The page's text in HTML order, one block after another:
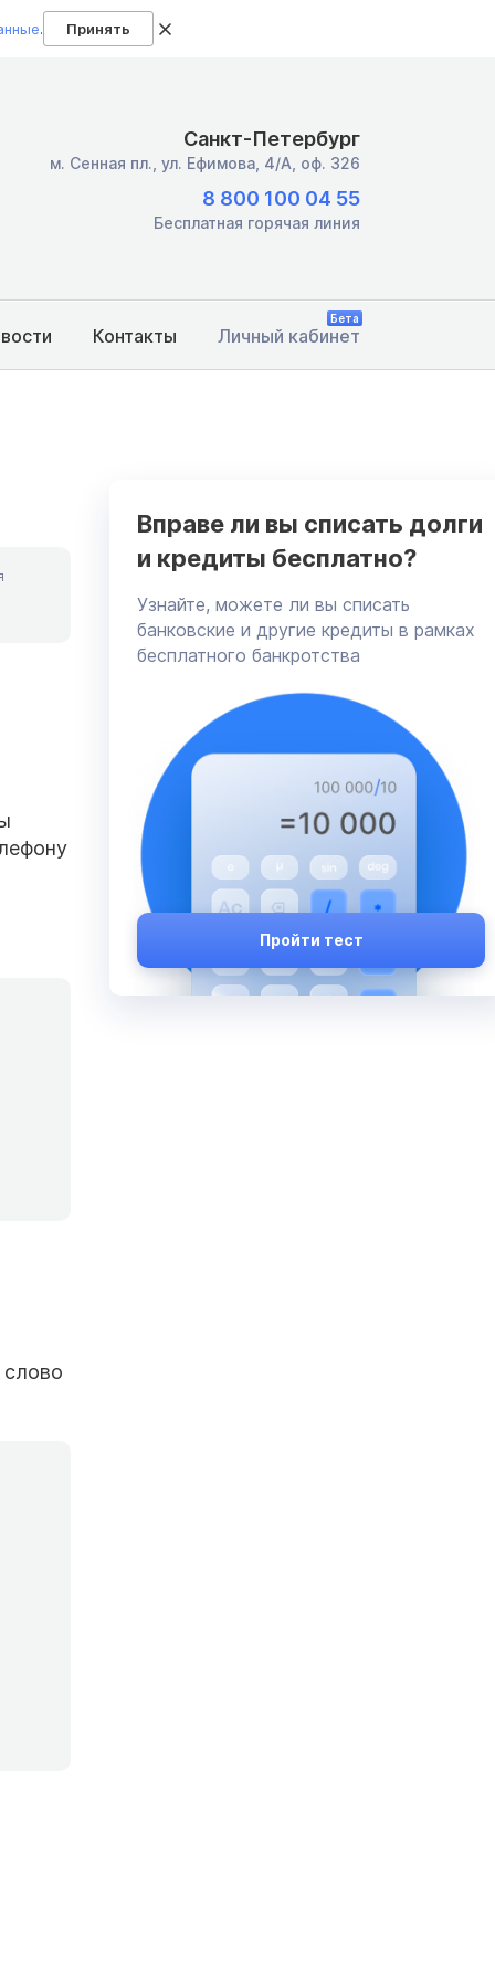
. Принять
Санкт-Петербург
м. Сенная пл., ул. Ефимова, 4/А, оф. 326
8 800 100 04 55
Бесплатная горячая линия
Контакты Личный кабинет
Бета
Вправе ли вы списать долги
и кредиты бесплатно?
Узнайте, можете ли вы списать
банковские и другие кредиты в рамках
бесплатного банкротства
Пройти тест